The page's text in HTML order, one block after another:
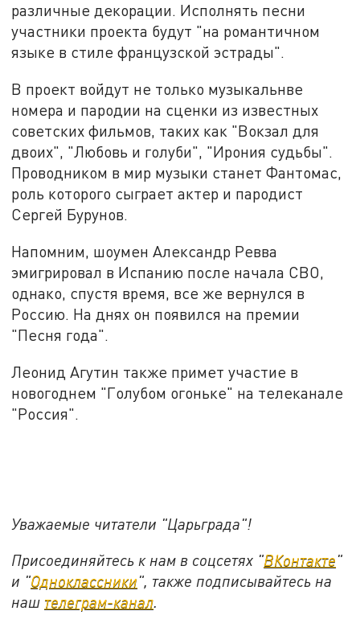
различные декорации. Исполнять песни
участники проекта будут "на романтичном
языке в стиле французской эстрады".
В проект войдут не только музыкальнве
номера и пародии на сценки из известных
советских фильмов, таких как "Вокзал для
двоих", "Любовь и голуби", "Ирония судьбы".
Проводником в мир музыки станет Фантомас,
роль которого сыграет актер и пародист
Сергей Бурунов.
Напомним, шоумен Александр Ревва
эмигрировал в Испанию после начала СВО,
однако, спустя время, все же вернулся в
Россию. На днях он появился на премии
"Песня года".
Леонид Агутин также примет участие в
новогоднем "Голубом огоньке" на телеканале
"Россия".
Уважаемые читатели "Царьграда"!
Присоединяйтесь к нам в соцсетях "ВКонтакте"
и "Одноклассники", также подписывайтесь на
наш телеграм-канал.